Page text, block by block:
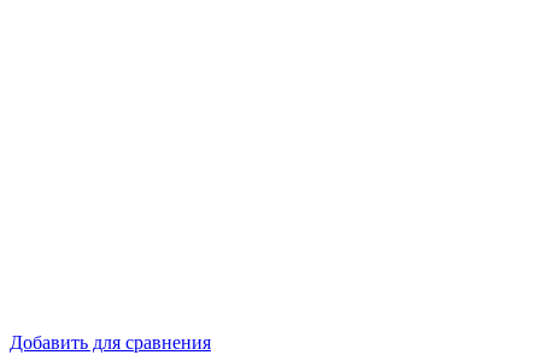
Добавить для сравнения